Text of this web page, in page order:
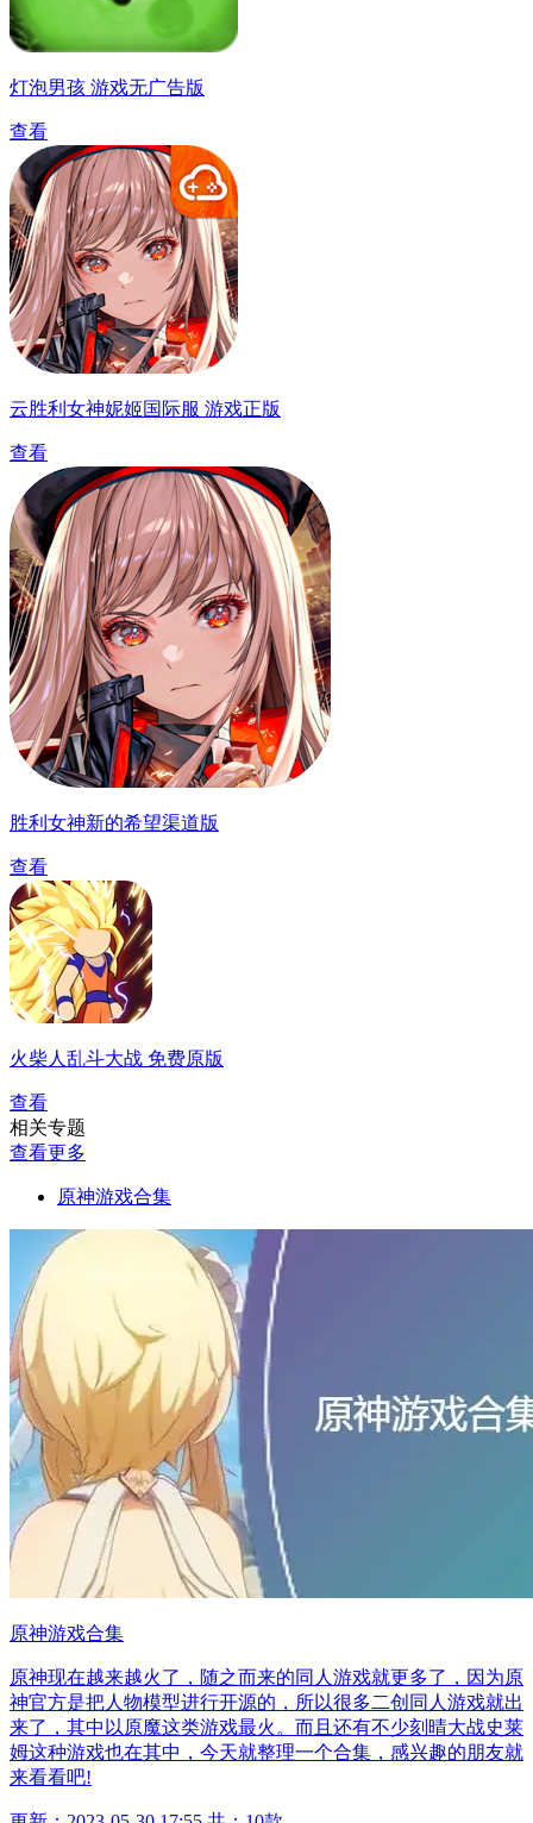
灯泡男孩 游戏无广告版
查看
云胜利女神妮姬国际服 游戏正版
查看
胜利女神新的希望渠道版
查看
火柴人乱斗大战 免费原版
查看
相关专题
查看更多
原神游戏合集
原神游戏合集
原神现在越来越火了，随之而来的同人游戏就更多了，因为原
神官方是把人物模型进行开源的，所以很多二创同人游戏就出
来了，其中以原魔这类游戏最火。而且还有不少刻晴大战史莱
姆这种游戏也在其中，今天就整理一个合集，感兴趣的朋友就
来看看吧!